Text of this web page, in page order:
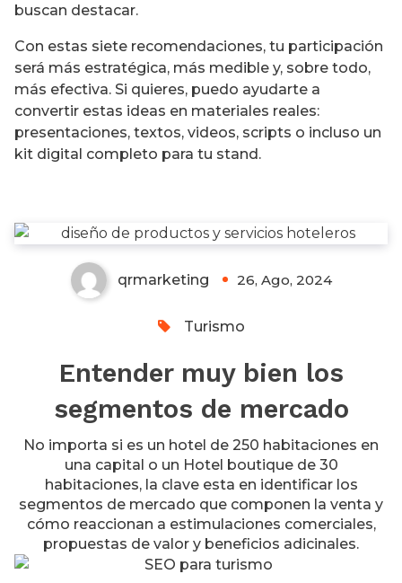
buscan destacar.
Con estas siete recomendaciones, tu participación
será más estratégica, más medible y, sobre todo,
más efectiva. Si quieres, puedo ayudarte a
convertir estas ideas en materiales reales:
presentaciones, textos, videos, scripts o incluso un
kit digital completo para tu stand.
qrmarketing 26, Ago, 2024
Turismo
Entender muy bien los
segmentos de mercado
No importa si es un hotel de 250 habitaciones en
una capital o un Hotel boutique de 30
habitaciones, la clave esta en identificar los
segmentos de mercado que componen la venta y
cómo reaccionan a estimulaciones comerciales,
propuestas de valor y beneficios adicinales.